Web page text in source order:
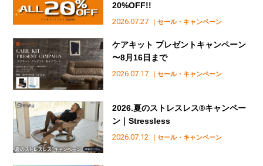
2026.07.27 ｜セール・キャンペーン
20%OFF!!
2026.07.17 ｜セール・キャンペーン
ケアキット プレゼントキャンペーン
〜8月16日まで
2026.07.12 ｜セール・キャンペーン
2026.夏のストレスレス®︎キャンペー
ン｜Stressless